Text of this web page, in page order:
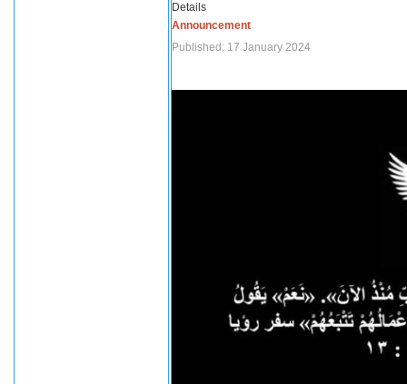
Details
Announcement
Published: 17 January 2024